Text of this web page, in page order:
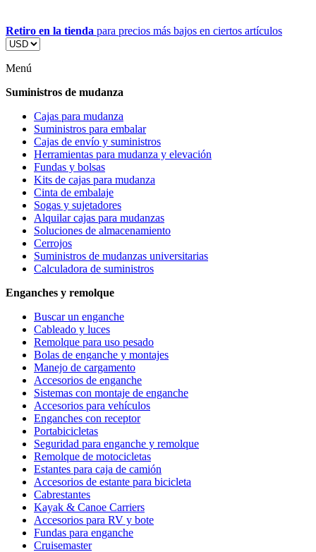
Retiro en la tienda para precios más bajos en ciertos artículos
Menú
Suministros de mudanza
Cajas para mudanza
Suministros para embalar
Cajas de envío y suministros
Herramientas para mudanza y elevación
Fundas y bolsas
Kits de cajas para mudanza
Cinta de embalaje
Sogas y sujetadores
Alquilar cajas para mudanzas
Soluciones de almacenamiento
Cerrojos
Suministros de mudanzas universitarias
Calculadora de suministros
Enganches y remolque
Buscar un enganche
Cableado y luces
Remolque para uso pesado
Bolas de enganche y montajes
Manejo de cargamento
Accesorios de enganche
Sistemas con montaje de enganche
Accesorios para vehículos
Enganches con receptor
Portabicicletas
Seguridad para enganche y remolque
Remolque de motocicletas
Estantes para caja de camión
Accesorios de estante para bicicleta
Cabrestantes
Kayak & Canoe Carriers
Accesorios para RV y bote
Fundas para enganche
Cruisemaster